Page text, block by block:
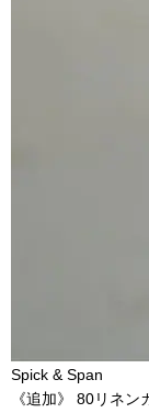
Spick & Span
《追加》 80リネ